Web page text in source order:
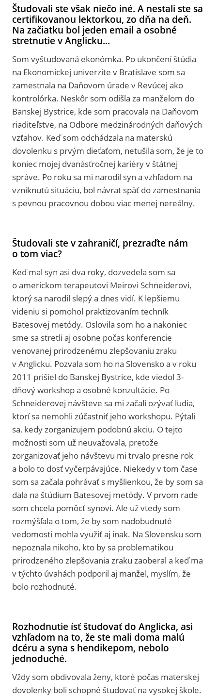
Študovali ste však niečo iné. A nestali ste sa
certifikovanou lektorkou, zo dňa na deň.
Na začiatku bol jeden email a osobné
stretnutie v Anglicku...
Som vyštudovaná ekonómka. Po ukončení štúdia
na Ekonomickej univerzite v Bratislave som sa
zamestnala na Daňovom úrade v Revúcej ako
kontrolórka. Neskôr som odišla za manželom do
Banskej Bystrice, kde som pracovala na Daňovom
riaditeľstve, na Odbore medzinárodných daňových
vzťahov. Keď som odchádzala na materskú
dovolenku s prvým dieťaťom, netušila som, že je to
koniec mojej dvanásťročnej kariéry v štátnej
správe. Po roku sa mi narodil syn a vzhľadom na
vzniknutú situáciu, bol návrat späť do zamestnania
s pevnou pracovnou dobou viac menej nereálny.
Študovali ste v zahraničí, prezraďte nám
o tom viac?
Keď mal syn asi dva roky, dozvedela som sa
o americkom terapeutovi Meirovi Schneiderovi,
ktorý sa narodil slepý a dnes vidí. K lepšiemu
videniu si pomohol praktizovaním techník
Batesovej metódy. Oslovila som ho a nakoniec
sme sa stretli aj osobne počas konferencie
venovanej prirodzenému zlepšovaniu zraku
v Anglicku. Pozvala som ho na Slovensko a v roku
2011 prišiel do Banskej Bystrice, kde viedol 3-
dňový workshop a osobné konzultácie. Po
Schneiderovej návšteve sa mi začali ozývať ľudia,
ktorí sa nemohli zúčastniť jeho workshopu. Pýtali
sa, kedy zorganizujem podobnú akciu. O tejto
možnosti som už neuvažovala, pretože
zorganizovať jeho návštevu mi trvalo presne rok
a bolo to dosť vyčerpávajúce. Niekedy v tom čase
som sa začala pohrávať s myšlienkou, že by som sa
dala na štúdium Batesovej metódy. V prvom rade
som chcela pomôcť synovi. Ale už vtedy som
rozmýšľala o tom, že by som nadobudnuté
vedomosti mohla využiť aj inak. Na Slovensku som
nepoznala nikoho, kto by sa problematikou
prirodzeného zlepšovania zraku zaoberal a keď ma
v týchto úvahách podporil aj manžel, myslím, že
bolo rozhodnuté.
Rozhodnutie ísť študovať do Anglicka, asi
vzhľadom na to, že ste mali doma malú
dcéru a syna s hendikepom, nebolo
jednoduché.
Vždy som obdivovala ženy, ktoré počas materskej
dovolenky boli schopné študovať na vysokej škole.